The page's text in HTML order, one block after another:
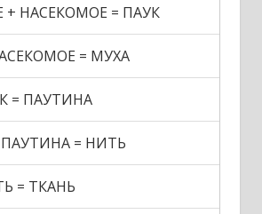
НАСЕКОМОЕ = ПАУК
= МУХА
= ПАУТИНА
= НИТЬ
= ТКАНЬ